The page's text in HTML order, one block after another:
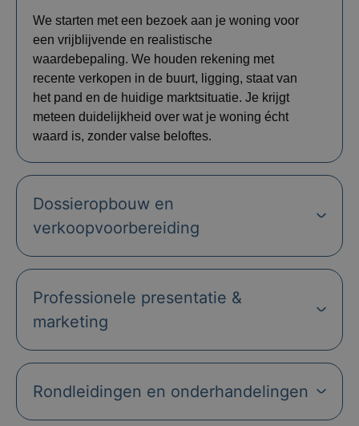
We starten met een bezoek aan je woning voor
een vrijblijvende en realistische
waardebepaling. We houden rekening met
recente verkopen in de buurt, ligging, staat van
het pand en de huidige marktsituatie. Je krijgt
meteen duidelijkheid over wat je woning écht
waard is, zonder valse beloftes.
Dossieropbouw en
verkoopvoorbereiding
Professionele presentatie &
marketing
Rondleidingen en onderhandelingen